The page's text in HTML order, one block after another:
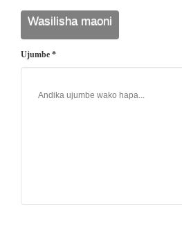
Ujumbe *